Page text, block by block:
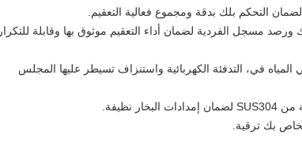
التحكم بلك بدقة ومجموع فعالية التعقيم.
مسجل الفردية لضمان أداء التعقيم موثوق بها وقابلة للتكرار.
المياه في، التدفئة الكهربائية واستنزاف تسيطر عليها المجلس